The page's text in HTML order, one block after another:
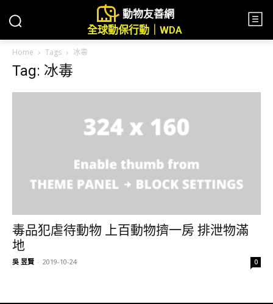
動物友善網
全球動保行動｜WDA
Home Tags 冰毒
Tag: 冰毒
毒品犯虐待動物 上百動物擠一房 排泄物滿
地
吳 昱賢 - 2019-10-24 0